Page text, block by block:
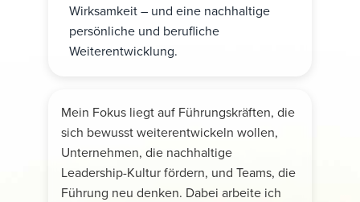
Wirksamkeit – und eine nachhaltige
persönliche und berufliche
Weiterentwicklung.
Mein Fokus liegt auf Führungskräften, die
sich bewusst weiterentwickeln wollen,
Unternehmen, die nachhaltige
Leadership-Kultur fördern, und Teams, die
Führung neu denken. Dabei arbeite ich